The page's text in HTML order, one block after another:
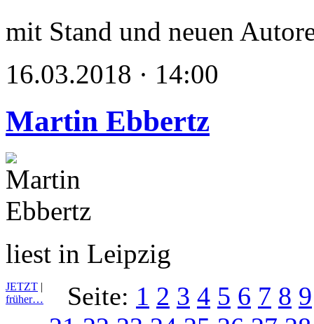
mit Stand und neuen
16.03.2018 · 14:00
Martin Ebbertz
liest in Leipzig
JETZT |
früher…
Seite: 1 2 3 4 5 6 7 8 9